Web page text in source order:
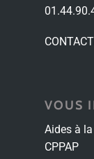
VOUS
Aides à
CPPAP